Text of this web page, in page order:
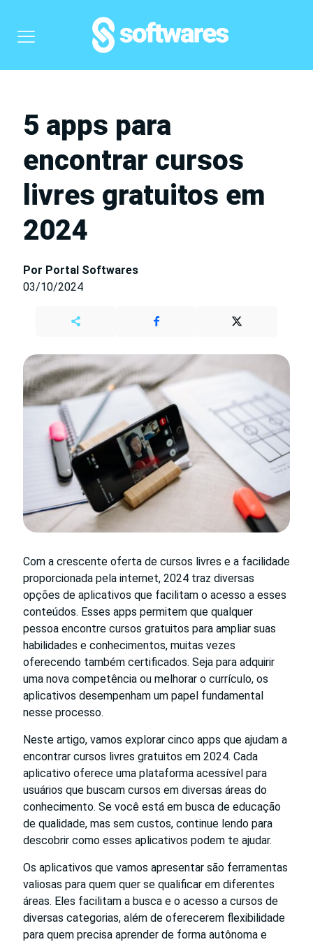
5 apps para
encontrar cursos
livres gratuitos em
2024
Por Portal Softwares
03/10/2024
Com a crescente oferta de cursos livres e a facilidade
proporcionada pela internet, 2024 traz diversas
opções de aplicativos que facilitam o acesso a esses
conteúdos. Esses apps permitem que qualquer
pessoa encontre cursos gratuitos para ampliar suas
habilidades e conhecimentos, muitas vezes
oferecendo também certificados. Seja para adquirir
uma nova competência ou melhorar o currículo, os
aplicativos desempenham um papel fundamental
nesse processo.
Neste artigo, vamos explorar cinco apps que ajudam a
encontrar cursos livres gratuitos em 2024. Cada
aplicativo oferece uma plataforma acessível para
usuários que buscam cursos em diversas áreas do
conhecimento. Se você está em busca de educação
de qualidade, mas sem custos, continue lendo para
descobrir como esses aplicativos podem te ajudar.
Os aplicativos que vamos apresentar são ferramentas
valiosas para quem quer se qualificar em diferentes
áreas. Eles facilitam a busca e o acesso a cursos de
diversas categorias, além de oferecerem flexibilidade
para quem precisa aprender de forma autônoma e